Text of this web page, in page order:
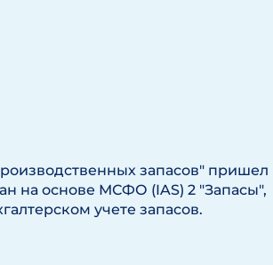
запасов" пришел
на основе МСФО (IAS) 2 "Запасы",
учете запасов.